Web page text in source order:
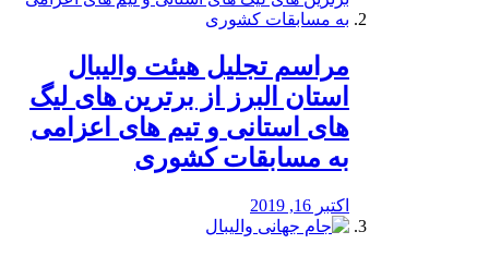
مراسم تجلیل هیئت والیبال
استان البرز از برترین های لیگ
های استانی و تیم های اعزامی
به مسابقات کشوری
اکتبر 16, 2019